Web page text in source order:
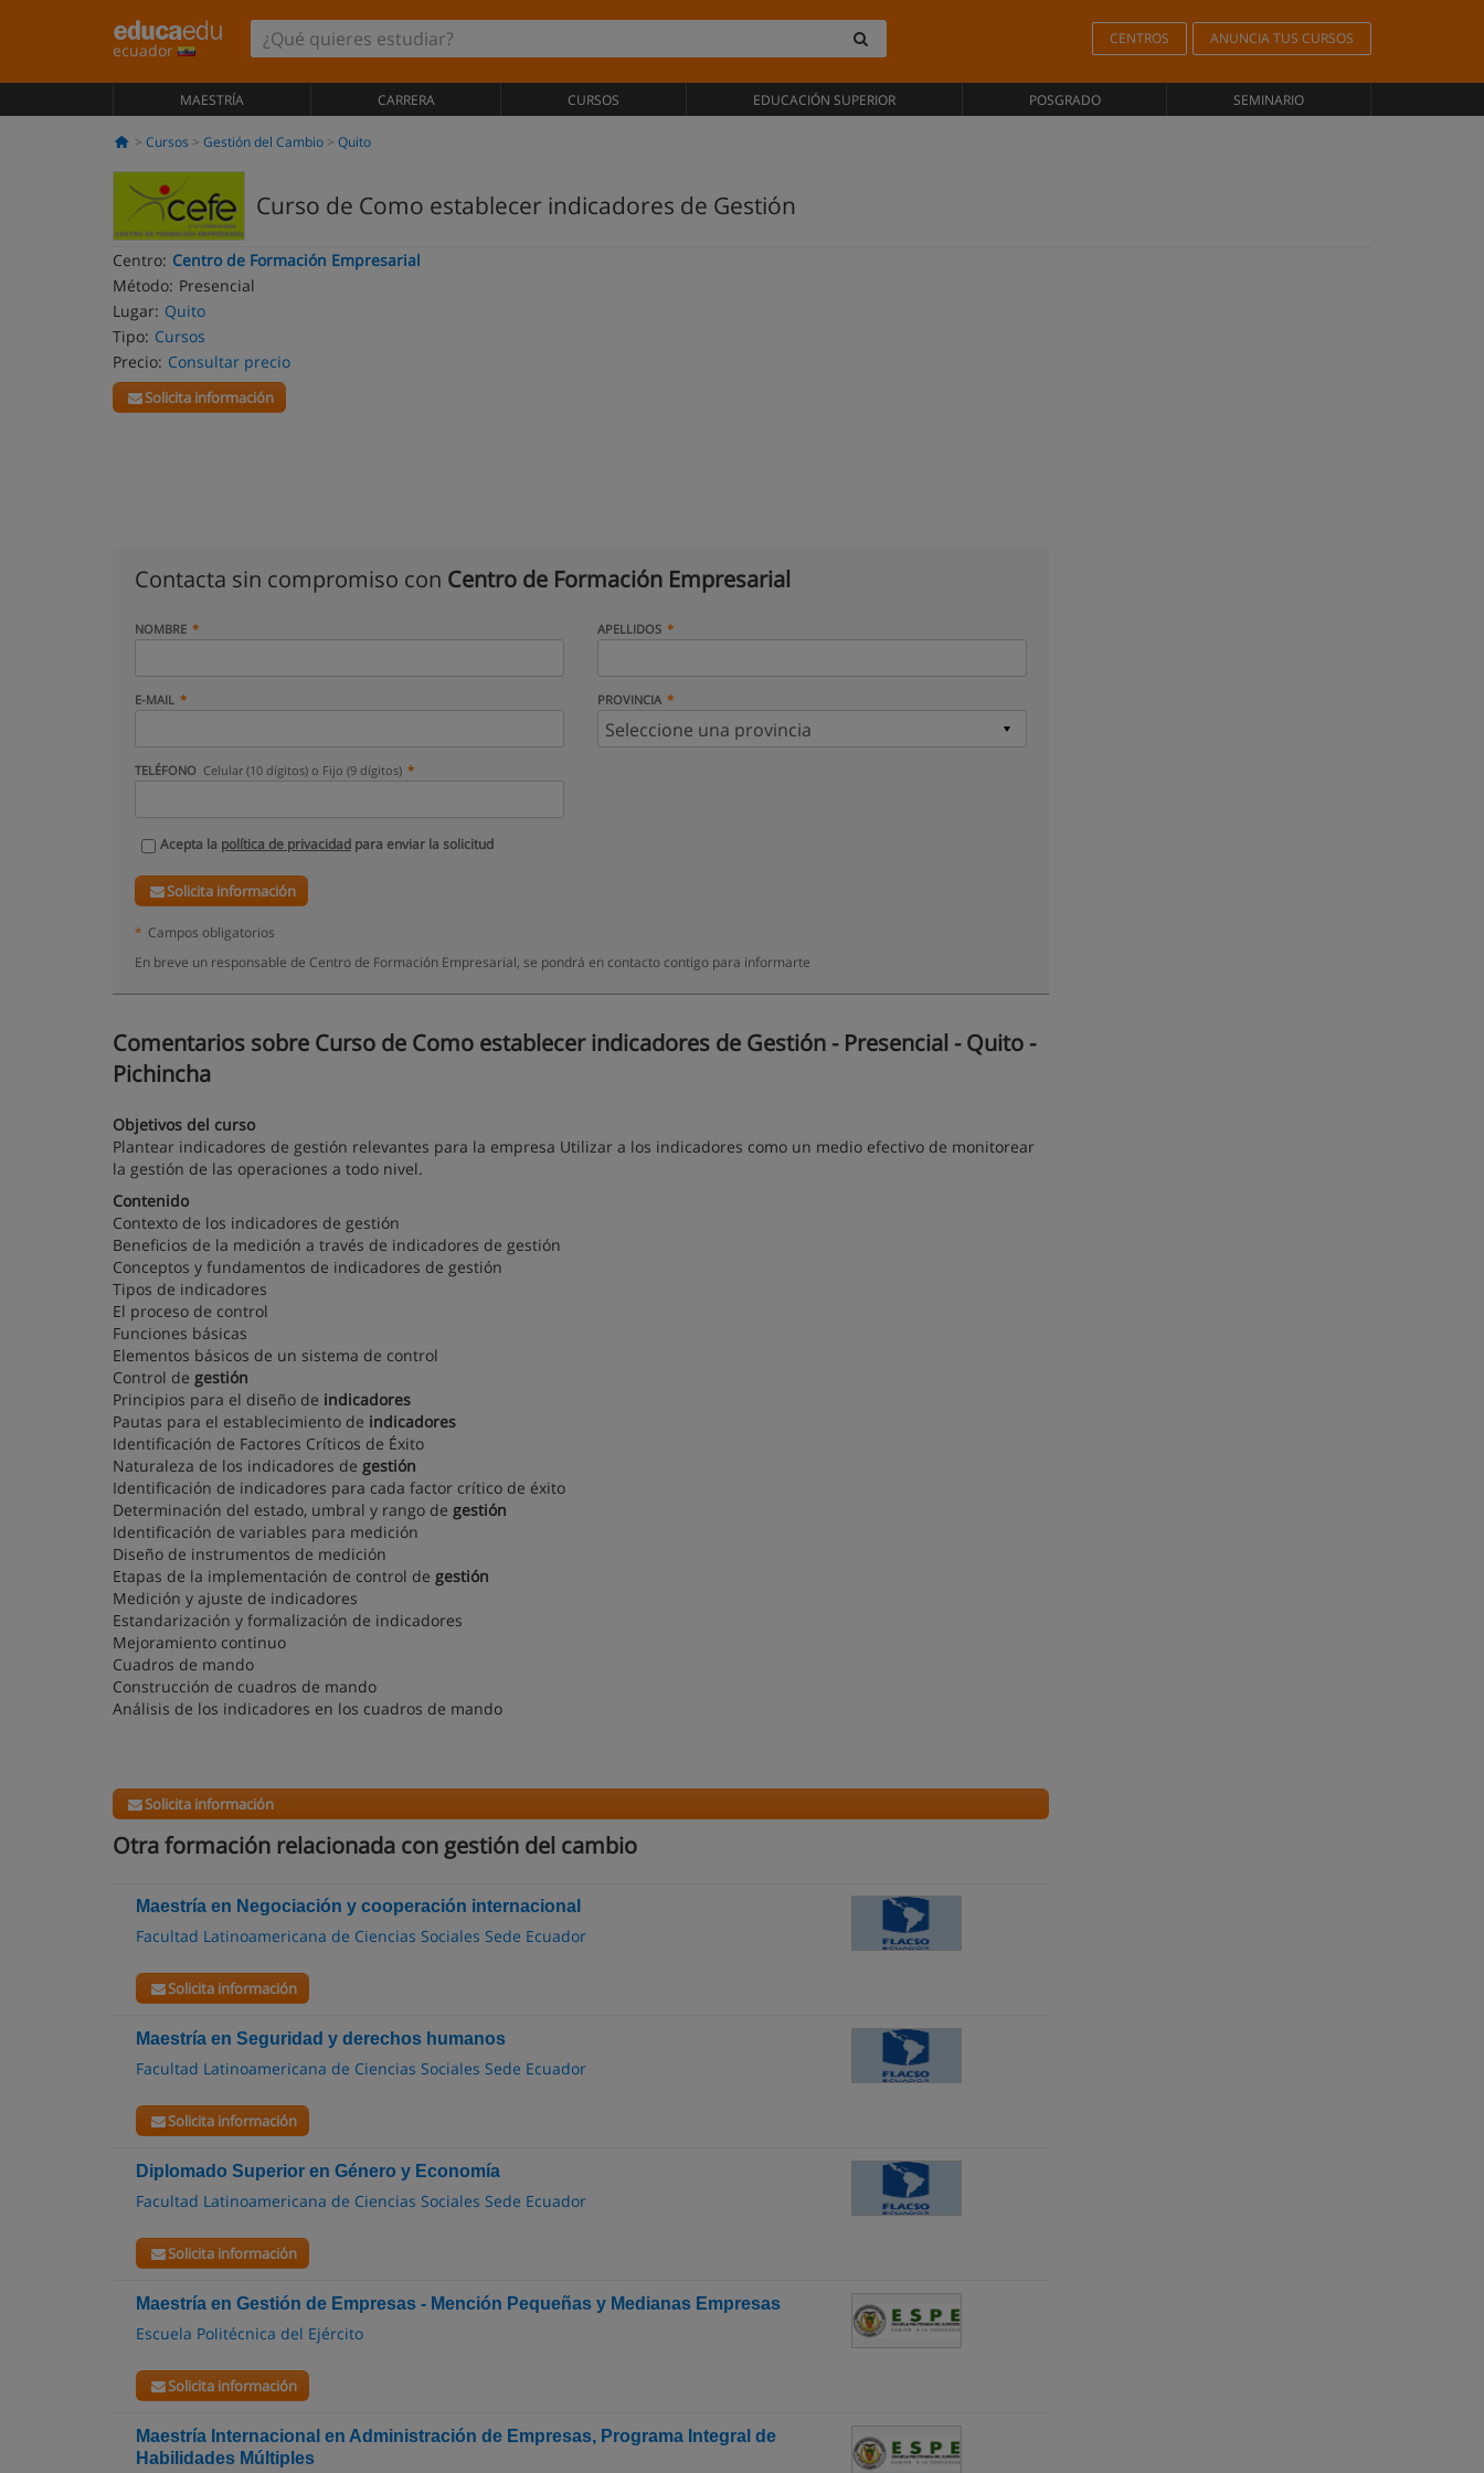
ecuador
CENTROS ANUNCIA TUS CURSOS
MAESTRÍA CARRERA CURSOS EDUCACIÓN SUPERIOR POSGRADO SEMINARIO
Cursos Gestión del Cambio Quito
Curso de Como establecer indicadores de Gestión
Centro: Centro de Formación Empresarial
Método: Presencial
Lugar: Quito
Tipo: Cursos
Precio: Consultar precio
Solicita información
Contacta sin compromiso con Centro de Formación Empresarial
NOMBRE APELLIDOS
E-MAIL PROVINCIA
TELÉFONO Celular (10 dígitos) o Fijo (9 dígitos)
Acepta la política de privacidad para enviar la solicitud
Solicita información
* Campos obligatorios
En breve un responsable de Centro de Formación Empresarial, se pondrá en contacto contigo para informarte
Comentarios sobre Curso de Como establecer indicadores de Gestión - Presencial - Quito -
Pichincha
Objetivos del curso
Plantear indicadores de gestión relevantes para la empresa Utilizar a los indicadores como un medio efectivo de monitorear
la gestión de las operaciones a todo nivel.
Contenido
Contexto de los indicadores de gestión
Beneficios de la medición a través de indicadores de gestión
Conceptos y fundamentos de indicadores de gestión
Tipos de indicadores
El proceso de control
Funciones básicas
Elementos básicos de un sistema de control
Control de gestión
Principios para el diseño de indicadores
Pautas para el establecimiento de indicadores
Identificación de Factores Críticos de Éxito
Naturaleza de los indicadores de gestión
Identificación de indicadores para cada factor crítico de éxito
Determinación del estado, umbral y rango de gestión
Identificación de variables para medición
Diseño de instrumentos de medición
Etapas de la implementación de control de gestión
Medición y ajuste de indicadores
Estandarización y formalización de indicadores
Mejoramiento continuo
Cuadros de mando
Construcción de cuadros de mando
Análisis de los indicadores en los cuadros de mando
Solicita información
Otra formación relacionada con gestión del cambio
Maestría en Negociación y cooperación internacional
Facultad Latinoamericana de Ciencias Sociales Sede Ecuador
Solicita información
Maestría en Seguridad y derechos humanos
Facultad Latinoamericana de Ciencias Sociales Sede Ecuador
Solicita información
Diplomado Superior en Género y Economía
Facultad Latinoamericana de Ciencias Sociales Sede Ecuador
Solicita información
Maestría en Gestión de Empresas - Mención Pequeñas y Medianas Empresas
Escuela Politécnica del Ejército
Solicita información
Maestría Internacional en Administración de Empresas, Programa Integral de
Habilidades Múltiples